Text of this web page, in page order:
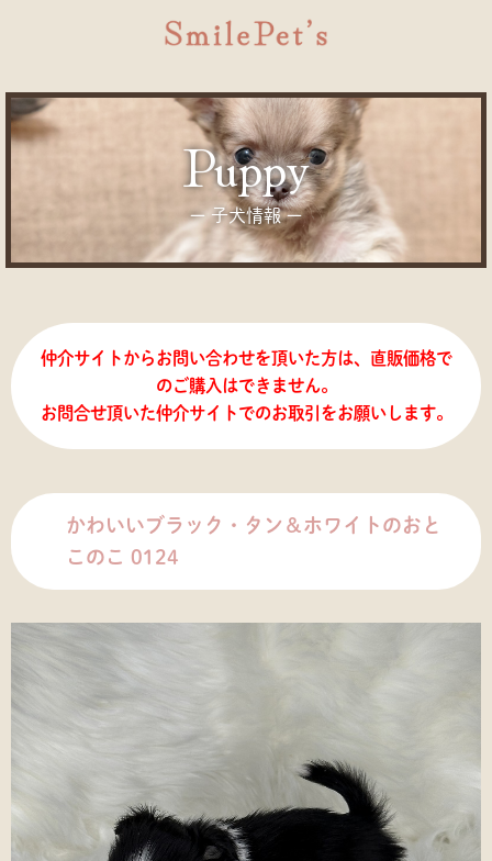
puppy
ー 子犬情報 ー
仲介サイトからお問い合わせを頂いた方は、直販価格で
のご購入はできません。
お問合せ頂いた仲介サイトでのお取引をお願いします。
かわいいブラック・タン＆ホワイトのおと
このこ 0124